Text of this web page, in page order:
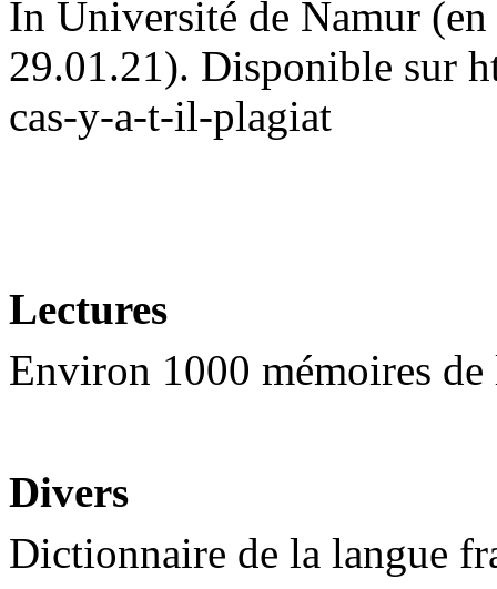
In Université de Namur
29.01.21). Disponible sur
cas-y-a-t-il-plagiat
Lectures
Environ 1000 mémoires
Divers
Dictionnaire de la langue